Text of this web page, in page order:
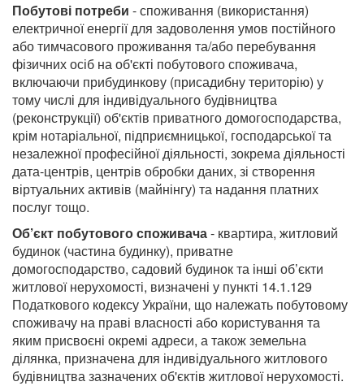
Побутові потреби - споживання (використання)
електричної енергії для задоволення умов постійного
або тимчасового проживання та/або перебування
фізичних осіб на об'єкті побутового споживача,
включаючи прибудинкову (присадибну територію) у
тому числі для індивідуального будівництва
(реконструкції) об'єктів приватного домогосподарства,
крім нотаріальної, підприємницької, господарської та
незалежної професійної діяльності, зокрема діяльності
дата-центрів, центрів обробки даних, зі створення
віртуальних активів (майнінгу) та надання платних
послуг тощо.
Об’єкт побутового споживача- квартира, житловий
будинок (частина будинку), приватне
домогосподарство, садовий будинок та інші об’єкти
житлової нерухомості, визначені у пункті 14.1.129
Податкового кодексу України, що належать побутовому
споживачу на праві власності або користування та
яким присвоєні окремі адреси, а також земельна
ділянка, призначена для індивідуального житлового
будівництва зазначених об'єктів житлової нерухомості.